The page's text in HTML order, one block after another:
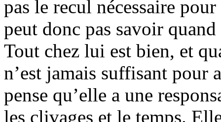
pas le recul nécessaire
peut donc pas savoir
Tout chez lui est bien, et
n’est jamais suffisant pour
pense qu’elle a une
les clivages et le temps.